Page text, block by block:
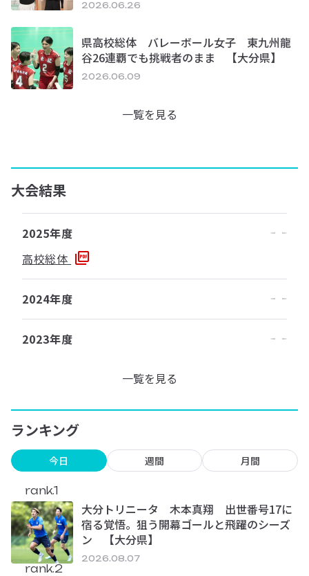
2026.06.26
県高校総体 バレーボール女子 東九州龍
谷26連覇でも挑戦者のまま 【大分県】
2026.06.09
一覧を見る
大会結果
2025年度
高校総体
2024年度
2023年度
一覧を見る
ランキング
今日 週間 月間
rank.1
大分トリニータ 木本真翔 出世番号17に
宿る覚悟。狙う開幕ゴールと飛躍のシーズ
ン 【大分県】
2026.08.07
rank.2